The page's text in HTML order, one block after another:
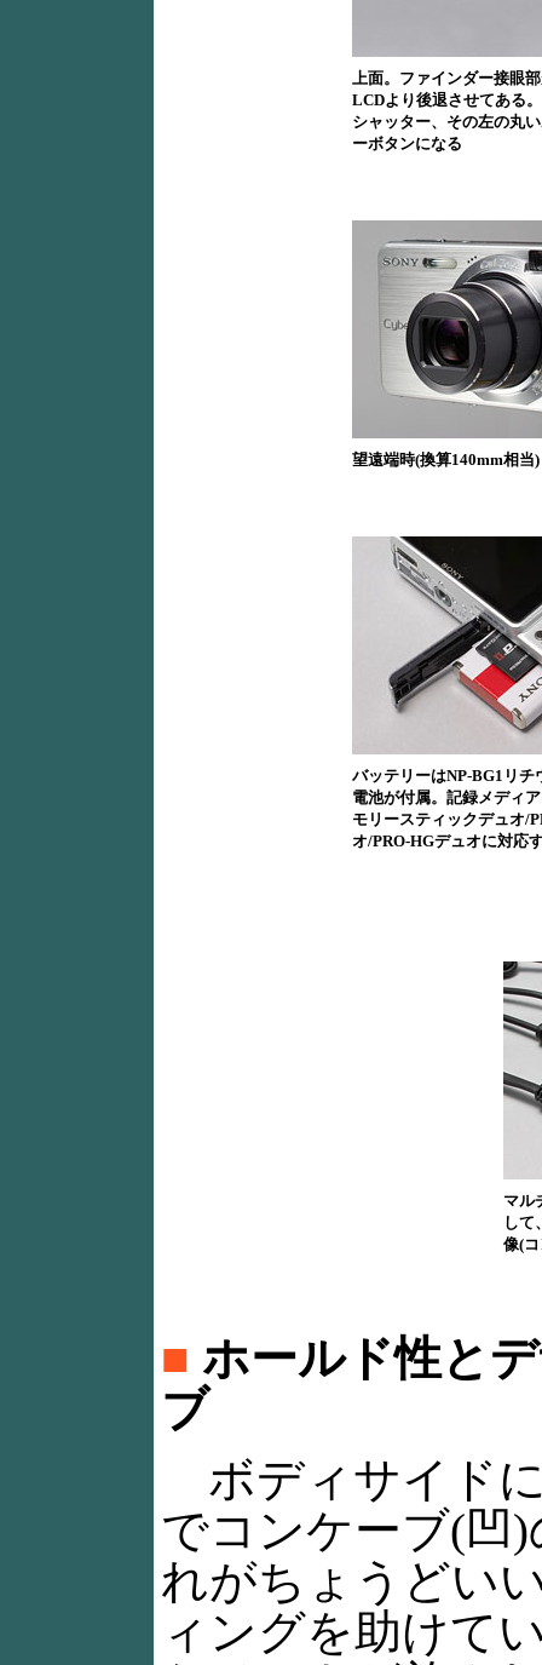
上面。ファインダー接眼
LCDより後退させてある
シャッター、その左の丸
ーボタンになる
望遠端時(換算140mm相当)
バッテリーはNP-BG1リチ
電池が付属。記録メディ
モリースティックデュオ/
オ/PRO-HGデュオに対応
マル
して
像(
■ ホールド性と
ブ
ボディサイド
でコンケーブ(凹
れがちょうどい
ィングを助けて